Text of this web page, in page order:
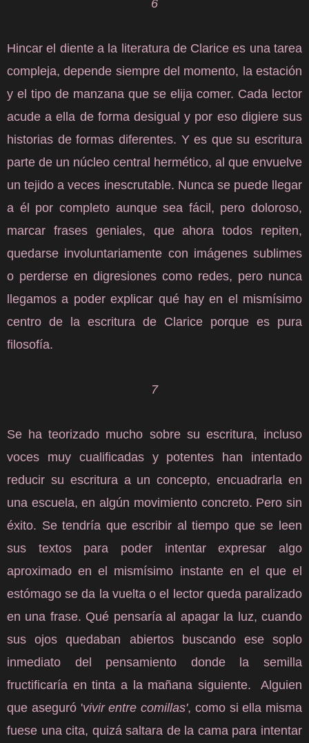
6
Hincar el diente a la literatura de Clarice es una tarea
compleja, depende siempre del momento, la estación
y el tipo de manzana que se elija comer. Cada lector
acude a ella de forma desigual y por eso digiere sus
historias de formas diferentes. Y es que su escritura
parte de un núcleo central hermético, al que envuelve
un tejido a veces inescrutable. Nunca se puede llegar
a él por completo aunque sea fácil, pero doloroso,
marcar frases geniales, que ahora todos repiten,
quedarse involuntariamente con imágenes sublimes
o perderse en digresiones como redes, pero nunca
llegamos a poder explicar qué hay en el mismísimo
centro de la escritura de Clarice porque es pura
filosofía.
7
Se ha teorizado mucho sobre su escritura, incluso
voces muy cualificadas y potentes han intentado
reducir su escritura a un concepto, encuadrarla en
una escuela, en algún movimiento concreto. Pero sin
éxito. Se tendría que escribir al tiempo que se leen
sus textos para poder intentar expresar algo
aproximado en el mismísimo instante en el que el
estómago se da la vuelta o el lector queda paralizado
en una frase. Qué pensaría al apagar la luz, cuando
sus ojos quedaban abiertos buscando ese soplo
inmediato del pensamiento donde la semilla
fructificaría en tinta a la mañana siguiente. Alguien
que aseguró 'vivir entre comillas', como si ella misma
fuese una cita, quizá saltara de la cama para intentar